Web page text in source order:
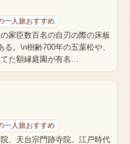
一人旅おすすめ
家臣数百名の自刃の際の床板
る。\n樹齢700年の五葉松や、
た額縁庭園が有名…
一人旅おすすめ
、天台宗門跡寺院。江戸時代